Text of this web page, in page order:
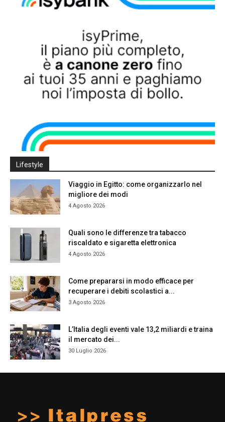
Lifestyle
Viaggio in Egitto: come organizzarlo nel
migliore dei modi
4 Agosto 2026
Quali sono le differenze tra tabacco
riscaldato e sigaretta elettronica
4 Agosto 2026
Come prepararsi in modo efficace per
recuperare i debiti scolastici a...
3 Agosto 2026
L’Italia degli eventi vale 13,2 miliardi e traina
il mercato dei...
30 Luglio 2026